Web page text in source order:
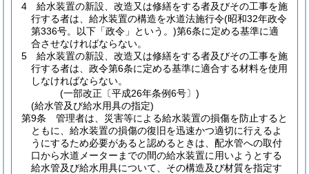
4
給水装置の新設、改造又は修繕をする者及びその工事を施
行する者は、給水装置の構造を水道法施行令(昭和32年政令
第336号。以下「政令」という。)第6条に定める基準に適
合させなければならない。
5
給水装置の新設、改造又は修繕をする者及びその工事を施
行する者は、政令第6条に定める基準に適合する材料を使用
しなければならない。
(一部改正〔平成26年条例6号〕)
(給水管及び給水用具の指定)
第9条
管理者は、災害等による給水装置の損傷を防止すると
ともに、給水装置の損傷の復旧を迅速かつ適切に行えるよ
うにするため必要があると認めるときは、配水管への取付
口から水道メーターまでの間の給水装置に用いようとする
給水管及び給水用具について、その構造及び材質を指定す